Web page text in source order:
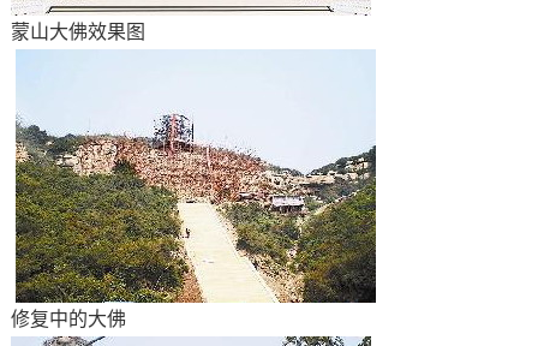
蒙山大佛效果图
修复中的大佛